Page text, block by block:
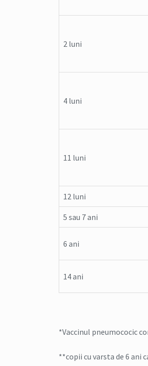
2 luni
4 luni
11 luni
12 luni
5 sau 7 ani
6 ani
14 ani
*Vaccinul pneumococic
**copii cu varsta de 6 ani